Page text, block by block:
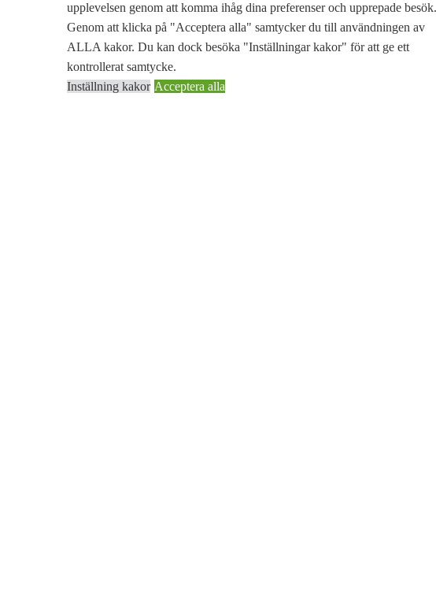
upplevelsen genom att komma ihåg dina preferenser och upprepade besök.
Genom att klicka på "Acceptera alla" samtycker du till användningen av
ALLA kakor. Du kan dock besöka "Inställningar kakor" för att ge ett
kontrollerat samtycke.
Inställning kakor Acceptera alla